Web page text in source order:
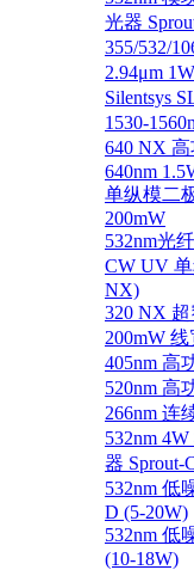
光器
355/532/
2.94μm
Silentsys
1530-
640 NX
640nm
单纵模二
200mW
532nm光
CW UV
NX)
320 NX
200mW
405nm 高
520nm 高
266nm 连
532nm
器 Sprout-
532nm 低
D (5-20W)
532nm 低
(10-18W)